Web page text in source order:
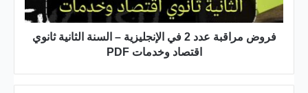
السنة
الثانية
ثانوي
اقتصاد
فروض مراقبة عدد 2 في الإنجليزية – السنة الثانية ثانوي
اقتصاد وخدمات PDF